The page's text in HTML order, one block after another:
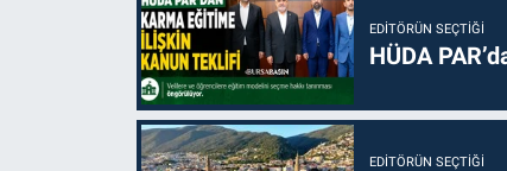
EDITÖRÜN SEÇTIĞI
HÜDA
EDITÖRÜN SEÇTIĞI